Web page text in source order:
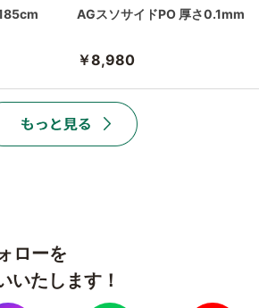
AGスソサイドPO 厚さ0.1mm
￥8,980
ローを
いたします！